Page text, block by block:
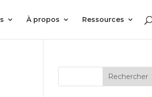
À propos Ressources
Rechercher